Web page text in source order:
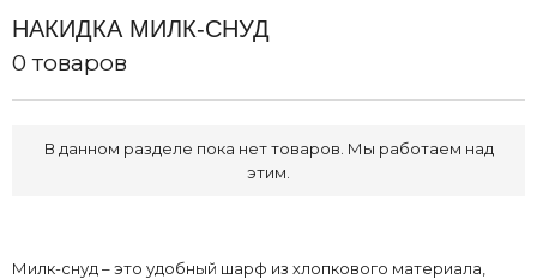
НАКИДКА МИЛК-СНУД
0 товаров
В данном разделе пока нет товаров. Мы работаем над
этим.
Милк-снуд – это удобный шарф из хлопкового материала,